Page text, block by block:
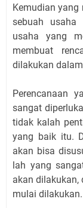
Kemudian
sebuah usaha
usaha yang
membuat
dilakukan
Perencanaan
sangat
tidak kalah
yang baik itu.
akan bisa
lah yang
akan dilakukan,
mulai dilakukan.